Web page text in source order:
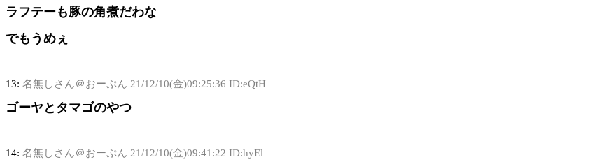
ラフテーも豚の角煮だわな
でもうめぇ
13: 名無しさん＠おーぷん 21/12/10(金)09:25:36 ID:eQtH
ゴーヤとタマゴのやつ
14: 名無しさん＠おーぷん 21/12/10(金)09:41:22 ID:hyEl